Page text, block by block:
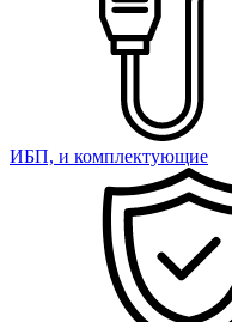
ИБП, и комплектующие